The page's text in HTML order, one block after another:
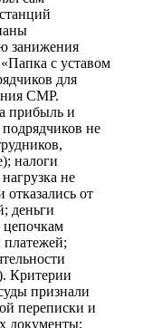
занижения
с уставом
для
СМР.
прибыль и
не
налоги
не
отказались от
деньги
цепочкам
платежей;
Критерии
признали
переписки и
документы;